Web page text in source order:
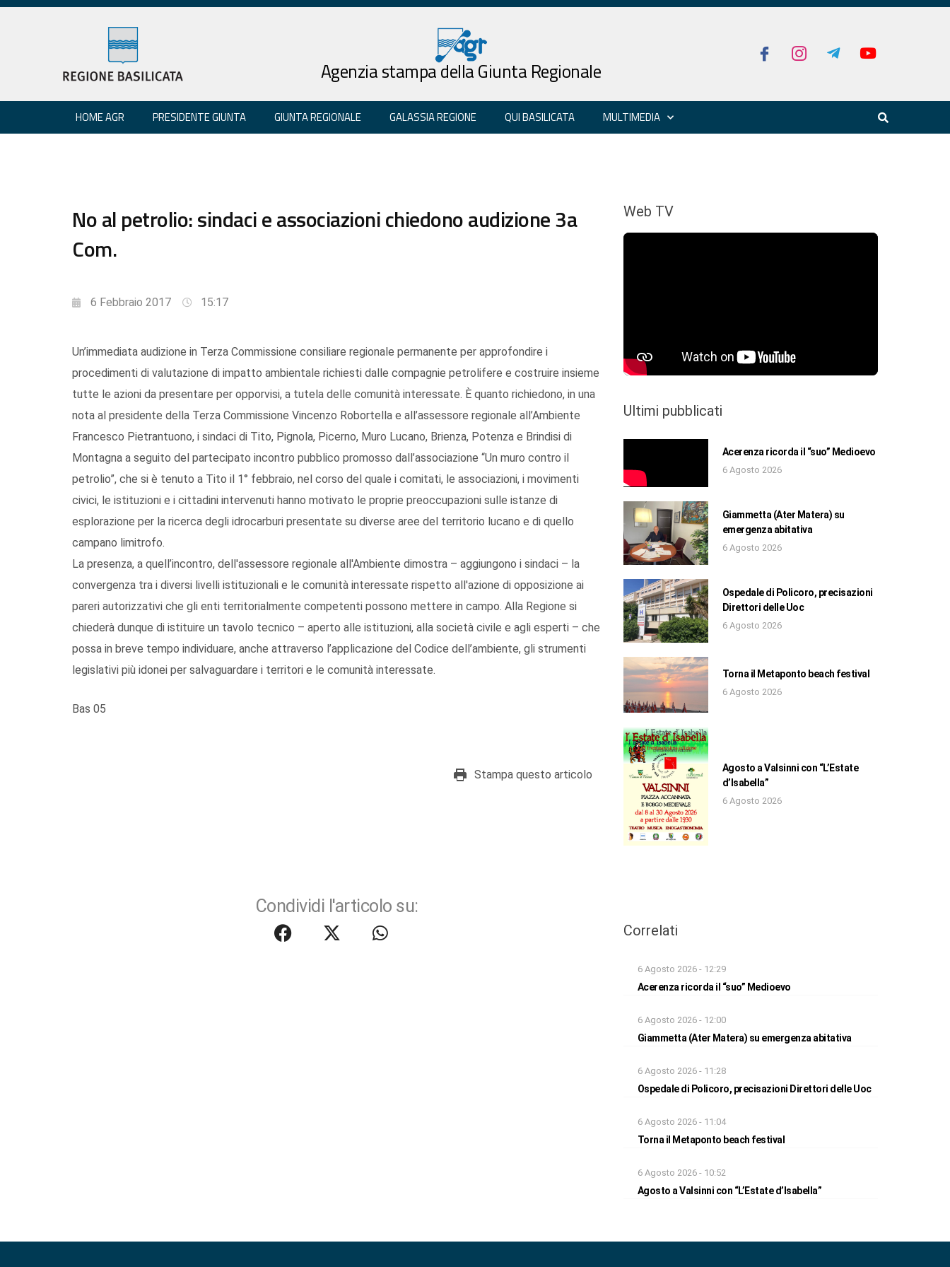
Agenzia stampa della Giunta Regionale
HOME AGR PRESIDENTE GIUNTA GIUNTA REGIONALE GALASSIA REGIONE QUI BASILICATA MULTIMEDIA
No al petrolio: sindaci e associazioni chiedono audizione 3a
Com.
6 Febbraio 2017 15:17
Un’immediata audizione in Terza Commissione consiliare regionale permanente per approfondire i
procedimenti di valutazione di impatto ambientale richiesti dalle compagnie petrolifere e costruire insieme
tutte le azioni da presentare per opporvisi, a tutela delle comunità interessate. È quanto richiedono, in una
nota al presidente della Terza Commissione Vincenzo Robortella e all’assessore regionale all’Ambiente
Francesco Pietrantuono, i sindaci di Tito, Pignola, Picerno, Muro Lucano, Brienza, Potenza e Brindisi di
Montagna a seguito del partecipato incontro pubblico promosso dall’associazione “Un muro contro il
petrolio”, che si è tenuto a Tito il 1° febbraio, nel corso del quale i comitati, le associazioni, i movimenti
civici, le istituzioni e i cittadini intervenuti hanno motivato le proprie preoccupazioni sulle istanze di
esplorazione per la ricerca degli idrocarburi presentate su diverse aree del territorio lucano e di quello
campano limitrofo.
La presenza, a quell’incontro, dell'assessore regionale all'Ambiente dimostra – aggiungono i sindaci – la
convergenza tra i diversi livelli istituzionali e le comunità interessate rispetto all'azione di opposizione ai
pareri autorizzativi che gli enti territorialmente competenti possono mettere in campo. Alla Regione si
chiederà dunque di istituire un tavolo tecnico – aperto alle istituzioni, alla società civile e agli esperti – che
possa in breve tempo individuare, anche attraverso l’applicazione del Codice dell’ambiente, gli strumenti
legislativi più idonei per salvaguardare i territori e le comunità interessate.
Bas 05
Stampa questo articolo
Condividi l'articolo su:
Web TV
Ultimi pubblicati
Acerenza ricorda il “suo” Medioevo
6 Agosto 2026
Giammetta (Ater Matera) su
emergenza abitativa
6 Agosto 2026
Ospedale di Policoro, precisazioni
Direttori delle Uoc
6 Agosto 2026
Torna il Metaponto beach festival
6 Agosto 2026
Agosto a Valsinni con “L’Estate
d’Isabella”
6 Agosto 2026
Correlati
6 Agosto 2026 - 12:29
Acerenza ricorda il “suo” Medioevo
6 Agosto 2026 - 12:00
Giammetta (Ater Matera) su emergenza abitativa
6 Agosto 2026 - 11:28
Ospedale di Policoro, precisazioni Direttori delle Uoc
6 Agosto 2026 - 11:04
Torna il Metaponto beach festival
6 Agosto 2026 - 10:52
Agosto a Valsinni con “L’Estate d’Isabella”